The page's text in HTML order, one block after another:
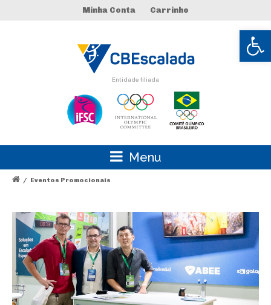
Abrir
Minha Conta Carrinho
Entidade filiada
Menu
/ Eventos Promocionais